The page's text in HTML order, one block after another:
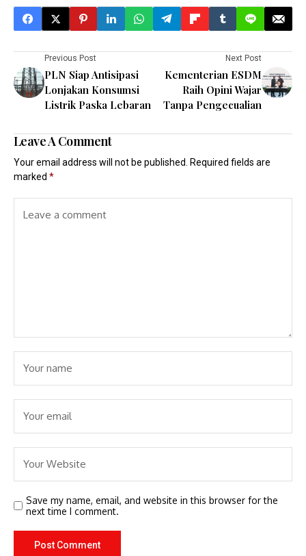
Previous Post
PLN Siap Antisipasi
Lonjakan Konsumsi
Listrik Paska Lebaran
Next Post
Kementerian ESDM
Raih Opini Wajar
Tanpa Pengecualian
Leave A Comment
Your email address will not be published.
Required fields are
marked *
Save my name, email, and website in this browser for the
next time I comment.